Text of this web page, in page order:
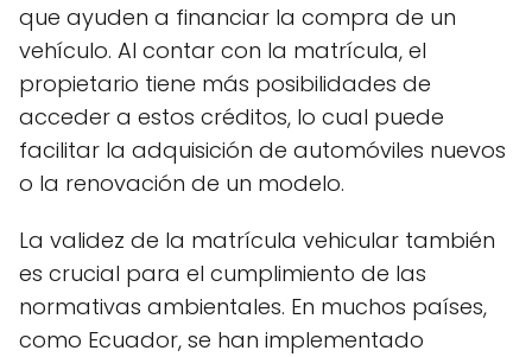
que ayuden a financiar la compra de un
vehículo. Al contar con la matrícula, el
propietario tiene más posibilidades de
acceder a estos créditos, lo cual puede
facilitar la adquisición de automóviles nuevos
o la renovación de un modelo.
La validez de la matrícula vehicular también
es crucial para el cumplimiento de las
normativas ambientales. En muchos países,
como Ecuador, se han implementado